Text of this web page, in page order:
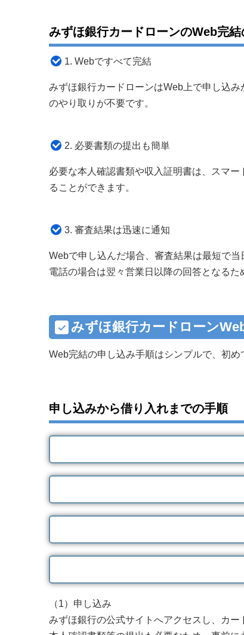
みずほ銀行カードローンのWeb完結
1. Webですべて完結
みずほ銀行カードローンはWeb上で申し込
のやり取りが不要です。
2. 必要書類の提出も簡単
必要な本人確認書類や収入証明書は、スマ
ることができます。
3. 審査結果は迅速に通知
Webで申し込んだ場合、審査結果は最短で当
電話の場合は翌々営業日以降の回答となるた
みずほ銀行カードローン
Web完結の申し込み手順はシンプルで、初
申し込みから借り入れまでの手順
（1）申し込み
みずほ銀行の公式サイトへアクセスし、カ